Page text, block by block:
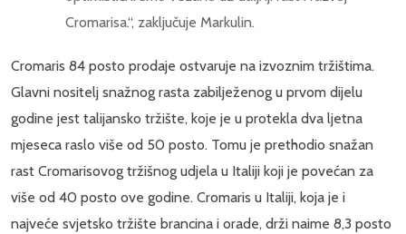
Cromarisa.“, zaključuje Markulin.
Cromaris 84 posto prodaje ostvaruje na izvoznim tržištima.
Glavni nositelj snažnog rasta zabilježenog u prvom dijelu
godine jest talijansko tržište, koje je u protekla dva ljetna
mjeseca raslo više od 50 posto. Tomu je prethodio snažan
rast Cromarisovog tržišnog udjela u Italiji koji je povećan za
više od 40 posto ove godine. Cromaris u Italiji, koja je i
najveće svjetsko tržište brancina i orade, drži naime 8,3 posto